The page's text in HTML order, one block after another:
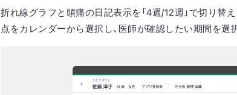
折れ線グラフと頭痛の日記表示を「4週/12週」で切り替
点をカレンダーから選択し、医師が確認したい期間を選